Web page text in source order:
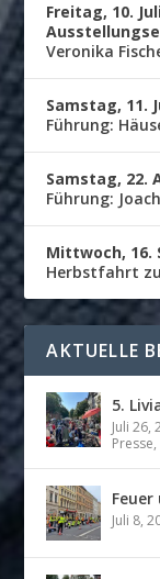
Freitag, 10.
Veronika
Samstag, 11.
Führung:
Samstag, 22.
Führung:
Mittwoch, 16.
Herbstfahrt
AKTUELLE
5.
Juli 26,
Presse,
Juli 8,